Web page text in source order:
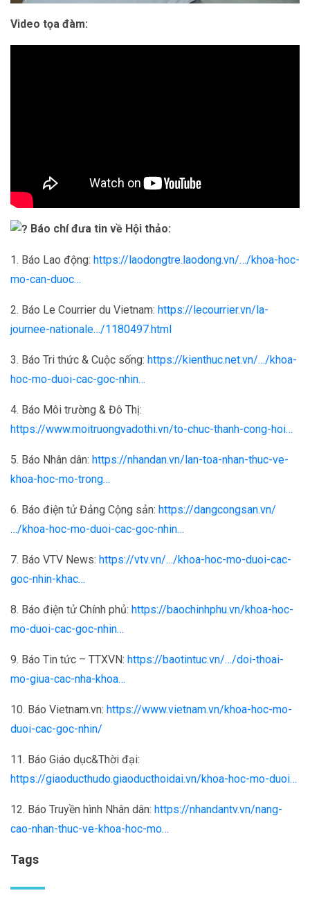
Video tọa đàm:
Báo chí đưa tin về Hội thảo:
1. Báo Lao động: https://laodongtre.laodong.vn/…/khoa-hoc-
mo-can-duoc…
2. Báo Le Courrier du Vietnam: https://lecourrier.vn/la-
journee-nationale…/1180497.html
3. Báo Tri thức & Cuộc sống: https://kienthuc.net.vn/…/khoa-
hoc-mo-duoi-cac-goc-nhin…
4. Báo Môi trường & Đô Thị:
https://www.moitruongvadothi.vn/to-chuc-thanh-cong-hoi…
5. Báo Nhân dân: https://nhandan.vn/lan-toa-nhan-thuc-ve-
khoa-hoc-mo-trong…
6. Báo điện tử Đảng Cộng sản: https://dangcongsan.vn/
…/khoa-hoc-mo-duoi-cac-goc-nhin…
7. Báo VTV News: https://vtv.vn/…/khoa-hoc-mo-duoi-cac-
goc-nhin-khac…
8. Báo điện tử Chính phủ: https://baochinhphu.vn/khoa-hoc-
mo-duoi-cac-goc-nhin…
9. Báo Tin tức – TTXVN: https://baotintuc.vn/…/doi-thoai-
mo-giua-cac-nha-khoa…
10. Báo Vietnam.vn: https://www.vietnam.vn/khoa-hoc-mo-
duoi-cac-goc-nhin/
11. Báo Giáo dục&Thời đại:
https://giaoducthudo.giaoducthoidai.vn/khoa-hoc-mo-duoi…
12. Báo Truyền hình Nhân dân: https://nhandantv.vn/nang-
cao-nhan-thuc-ve-khoa-hoc-mo…
Tags